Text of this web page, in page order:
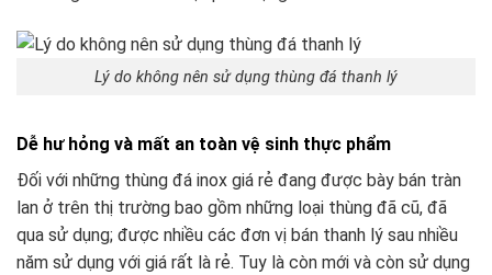
Lý do không nên sử dụng thùng đá thanh lý
Dễ hư hỏng và mất an toàn vệ sinh thực phẩm
Đối với những thùng đá inox giá rẻ đang được bày bán tràn
lan ở trên thị trường bao gồm những loại thùng đã cũ, đã
qua sử dụng; được nhiều các đơn vị bán thanh lý sau nhiều
năm sử dụng với giá rất là rẻ. Tuy là còn mới và còn sử dụng